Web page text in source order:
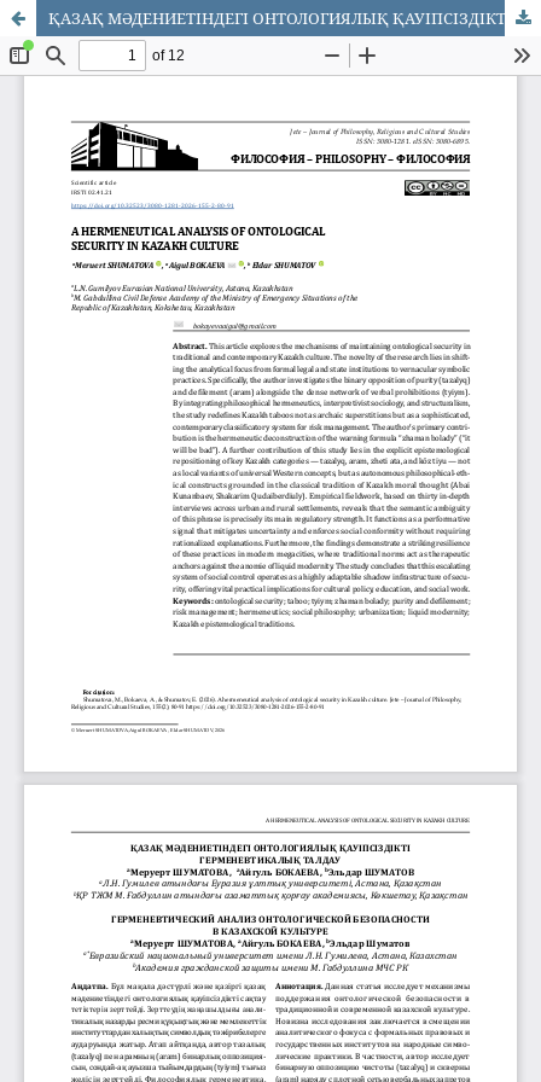
ҚАЗАҚ МӘДЕНИЕТІНДЕГІ ОНТОЛОГИЯЛЫҚ ҚАУІПСІЗДІКТІ ГЕРМЕНЕВТИКАЛЫҚ ТАЛДАУ